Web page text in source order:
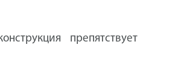
препятствует